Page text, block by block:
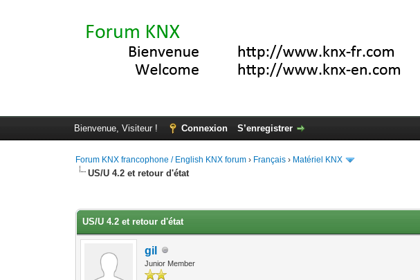
Bienvenue, Visiteur ! Connexion S’enregistrer
Forum KNX francophone / English KNX forum › Français › Matériel KNX
US/U 4.2 et retour d'état
US/U 4.2 et retour d'état
gil
Junior Member